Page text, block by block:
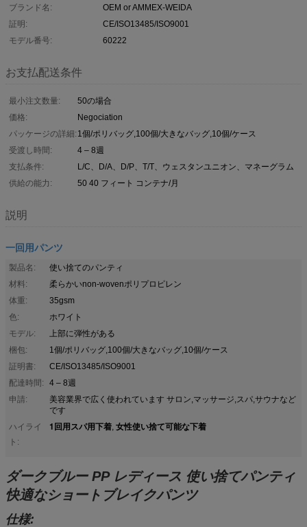
ブランド名:
OEM or AMMEX-WEIDA
証明:
CE/ISO13485/ISO9001
モデル番号:
60222
お支払配送条件
最小注文数量:
50の場合
価格:
Negociation
パッケージの詳細: 1個/ポリバッグ,100個/大きなバッグ,10個/ケース
受渡し時間:
4 – 8週
支払条件:
L/C、D/A、D/P、T/T、ウェスタンユニオン、マネーグラム
供給の能力:
50 40 フィート コンテナ/月
説明
一回用パンツ
製品名:
使い捨てのパンティ
材料:
柔らかいnon-wovenポリプロピレン
体重:
35gsm
色:
ホワイト
モデル:
上部に弾性がある
梱包:
1個/ポリバッグ,100個/大きなバッグ,10個/ケース
証明書:
CE/ISO13485/ISO9001
配達時間:
4 – 8週
申請:
美容業界で広く使われています サロン,マッサージ,スパ,サウナなど
です
ハイライ
ト:
1回用スパ用下着, 女性使い捨て可能な下着
ダークブルー PP レディース 使い捨てパンティ
快適なショートブレイクパンツ
仕様: